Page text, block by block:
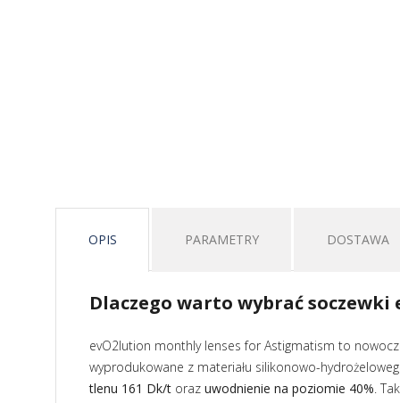
OPIS PARAMETRY DOSTAWA
Dlaczego warto wybrać
evO2lution monthly lenses for Astigmatism to
wyprodukowane z materiału silikonowo-
tlenu 161 Dk/t oraz uwodnienie na poziomie 40%.